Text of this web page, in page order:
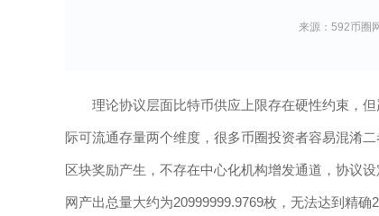
来源：592币圈
理论协议层面比特币供应上限存在硬性约束，
际可流通存量两个维度，很多币圈投资者容易混淆
区块奖励产生，不存在中心化机构增发通道，协议
网产出总量大约为20999999.9769枚，无法达到精